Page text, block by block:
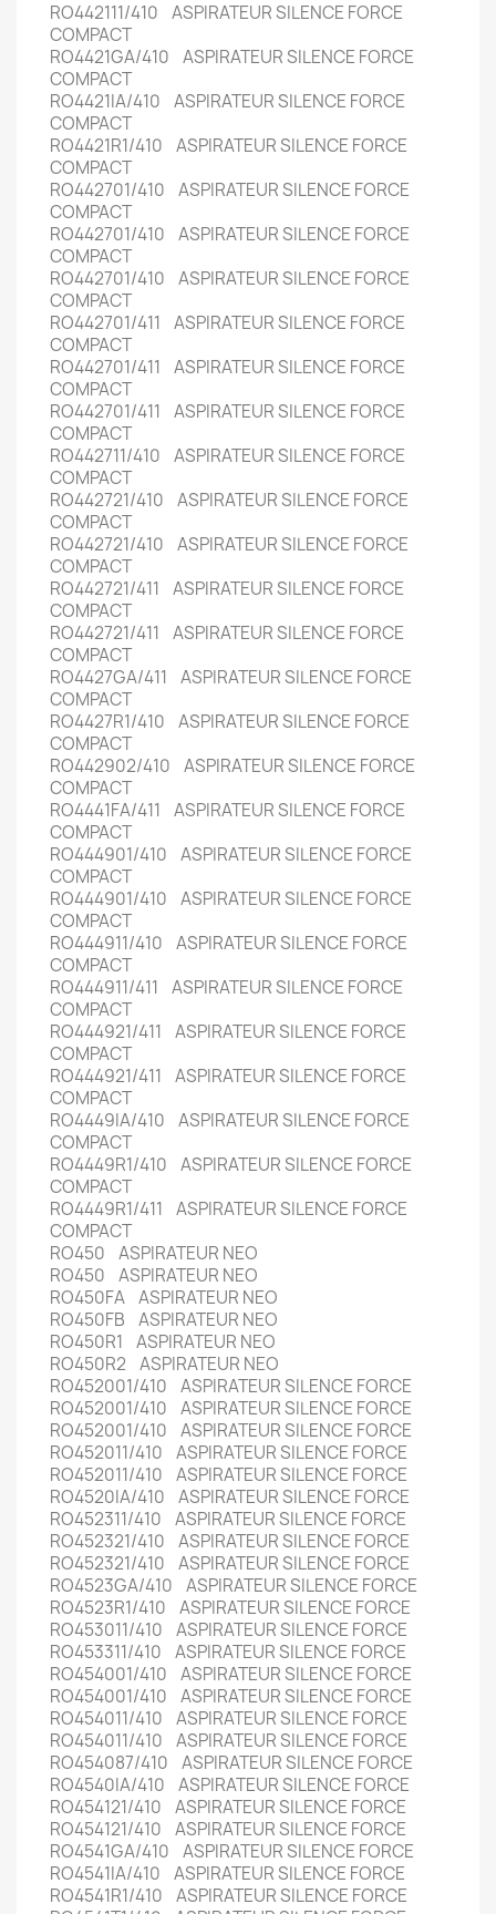
RO442111/410 ASPIRATEUR SILENCE FORCE
COMPACT
RO4421GA/410 ASPIRATEUR SILENCE FORCE
COMPACT
RO4421IA/410 ASPIRATEUR SILENCE FORCE
COMPACT
RO4421R1/410 ASPIRATEUR SILENCE FORCE
COMPACT
RO442701/410 ASPIRATEUR SILENCE FORCE
COMPACT
RO442701/410 ASPIRATEUR SILENCE FORCE
COMPACT
RO442701/410 ASPIRATEUR SILENCE FORCE
COMPACT
RO442701/411 ASPIRATEUR SILENCE FORCE
COMPACT
RO442701/411 ASPIRATEUR SILENCE FORCE
COMPACT
RO442701/411 ASPIRATEUR SILENCE FORCE
COMPACT
RO442711/410 ASPIRATEUR SILENCE FORCE
COMPACT
RO442721/410 ASPIRATEUR SILENCE FORCE
COMPACT
RO442721/410 ASPIRATEUR SILENCE FORCE
COMPACT
RO442721/411 ASPIRATEUR SILENCE FORCE
COMPACT
RO442721/411 ASPIRATEUR SILENCE FORCE
COMPACT
RO4427GA/411 ASPIRATEUR SILENCE FORCE
COMPACT
RO4427R1/410 ASPIRATEUR SILENCE FORCE
COMPACT
RO442902/410 ASPIRATEUR SILENCE FORCE
COMPACT
RO4441FA/411 ASPIRATEUR SILENCE FORCE
COMPACT
RO444901/410 ASPIRATEUR SILENCE FORCE
COMPACT
RO444901/410 ASPIRATEUR SILENCE FORCE
COMPACT
RO444911/410 ASPIRATEUR SILENCE FORCE
COMPACT
RO444911/411 ASPIRATEUR SILENCE FORCE
COMPACT
RO444921/411 ASPIRATEUR SILENCE FORCE
COMPACT
RO444921/411 ASPIRATEUR SILENCE FORCE
COMPACT
RO4449IA/410 ASPIRATEUR SILENCE FORCE
COMPACT
RO4449R1/410 ASPIRATEUR SILENCE FORCE
COMPACT
RO4449R1/411 ASPIRATEUR SILENCE FORCE
COMPACT
RO450 ASPIRATEUR NEO
RO450 ASPIRATEUR NEO
RO450FA ASPIRATEUR NEO
RO450FB ASPIRATEUR NEO
RO450R1 ASPIRATEUR NEO
RO450R2 ASPIRATEUR NEO
RO452001/410 ASPIRATEUR SILENCE FORCE
RO452001/410 ASPIRATEUR SILENCE FORCE
RO452001/410 ASPIRATEUR SILENCE FORCE
RO452011/410 ASPIRATEUR SILENCE FORCE
RO452011/410 ASPIRATEUR SILENCE FORCE
RO4520IA/410 ASPIRATEUR SILENCE FORCE
RO452311/410 ASPIRATEUR SILENCE FORCE
RO452321/410 ASPIRATEUR SILENCE FORCE
RO452321/410 ASPIRATEUR SILENCE FORCE
RO4523GA/410 ASPIRATEUR SILENCE FORCE
RO4523R1/410 ASPIRATEUR SILENCE FORCE
RO453011/410 ASPIRATEUR SILENCE FORCE
RO453311/410 ASPIRATEUR SILENCE FORCE
RO454001/410 ASPIRATEUR SILENCE FORCE
RO454001/410 ASPIRATEUR SILENCE FORCE
RO454011/410 ASPIRATEUR SILENCE FORCE
RO454011/410 ASPIRATEUR SILENCE FORCE
RO454087/410 ASPIRATEUR SILENCE FORCE
RO4540IA/410 ASPIRATEUR SILENCE FORCE
RO454121/410 ASPIRATEUR SILENCE FORCE
RO454121/410 ASPIRATEUR SILENCE FORCE
RO4541GA/410 ASPIRATEUR SILENCE FORCE
RO4541IA/410 ASPIRATEUR SILENCE FORCE
RO4541R1/410 ASPIRATEUR SILENCE FORCE